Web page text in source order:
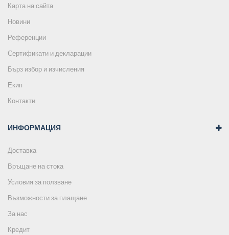
Карта на сайта
Новини
Референции
Сертификати и декларации
Бърз избор и изчисления
Екип
Контакти
ИНФОРМАЦИЯ
Доставка
Връщане на стока
Условия за ползване
Възможности за плащане
За нас
Кредит